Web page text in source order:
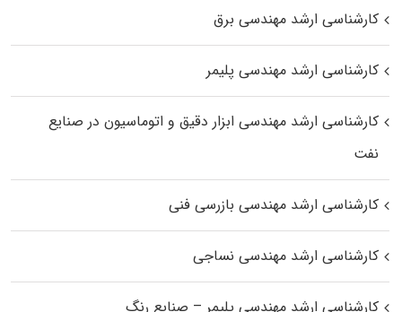
کارشناسی ارشد مهندسی برق
کارشناسی ارشد مهندسی پلیمر
کارشناسی ارشد مهندسی ابزار دقیق و اتوماسیون در صنایع
نفت
کارشناسی ارشد مهندسی بازرسی فنی
کارشناسی ارشد مهندسی نساجی
کارشناسی ارشد مهندسی پلیمر – صنایع رنگ